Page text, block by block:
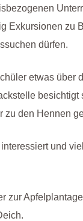
Exkursionen zu
dürfen.
etwas über
besichtigt
zu den Hennen
und
zur